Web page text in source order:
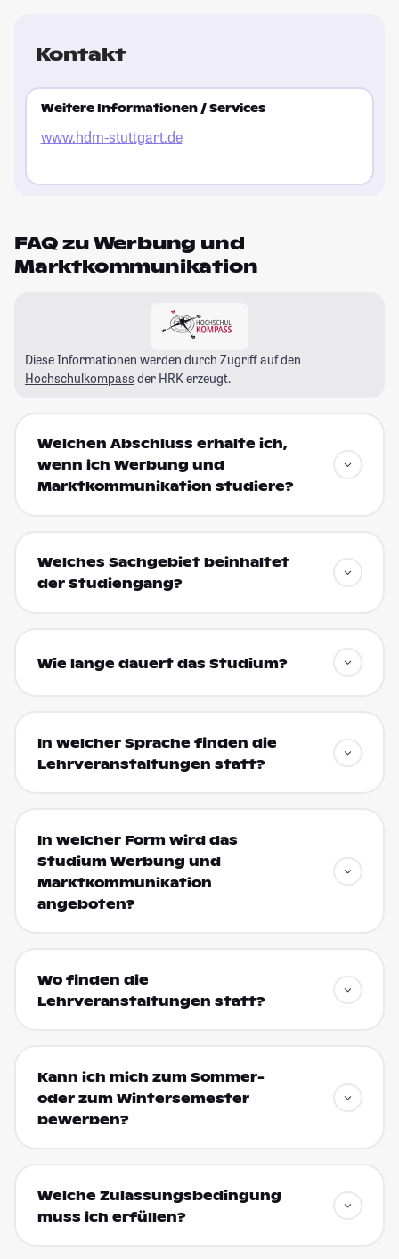
Kontakt
Weitere Informationen / Services
www.hdm-stuttgart.de
FAQ zu Werbung und
Marktkommunikation
Diese Informationen werden durch Zugriff auf den
Hochschulkompass der HRK erzeugt.
Welchen Abschluss erhalte ich,
wenn ich Werbung und
Marktkommunikation studiere?
Welches Sachgebiet beinhaltet
der Studiengang?
Wie lange dauert das Studium?
In welcher Sprache finden die
Lehrveranstaltungen statt?
In welcher Form wird das
Studium Werbung und
Marktkommunikation
angeboten?
Wo finden die
Lehrveranstaltungen statt?
Kann ich mich zum Sommer-
oder zum Wintersemester
bewerben?
Welche Zulassungsbedingung
muss ich erfüllen?